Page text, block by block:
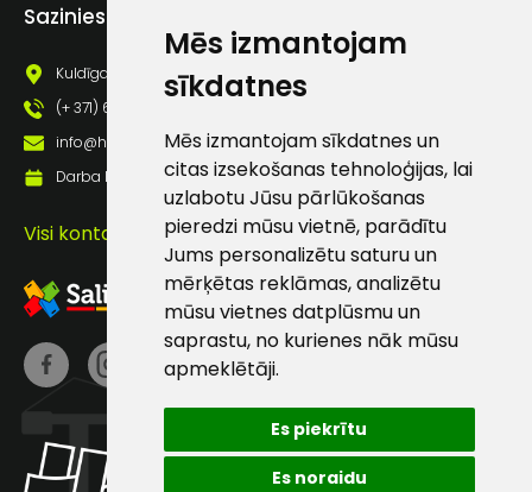
Mēs izmantojam
sīkdatnes
Mēs izmantojam sīkdatnes un
citas izsekošanas tehnoloģijas, lai
uzlabotu Jūsu pārlūkošanas
pieredzi mūsu vietnē, parādītu
Jums personalizētu saturu un
mērķētas reklāmas, analizētu
mūsu vietnes datplūsmu un
saprastu, no kurienes nāk mūsu
apmeklētāji.
Es piekrītu
Es noraidu
Sazinies ar mums
Kuldīgas iela 69a, Saldus, Saldus nov., LV - 3801
(+ 371) 63 881 186
info@hards.lv
Darba laiks: Darbadienās: 8:00 - 17:00
Visi kontakti
Sūtīt ziņojumu
Klientu
atbalsts
Darbdienās:
8:00 – 17:00
info@hards.lv